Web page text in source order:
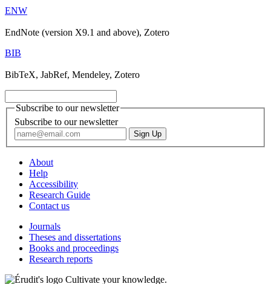
ENW
EndNote (version X9.1 and above), Zotero
BIB
BibTeX, JabRef, Mendeley, Zotero
Subscribe to our newsletter
Subscribe to our newsletter
About
Help
Accessibility
Research Guide
Contact us
Journals
Theses and dissertations
Books and proceedings
Research reports
Cultivate your knowledge.